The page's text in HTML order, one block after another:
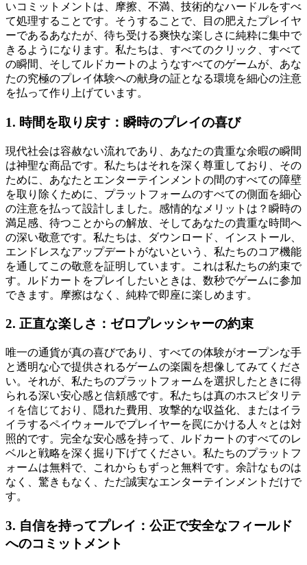
いコミットメントは、摩擦、不満、技術的なハードルをすべ
て処理することです。そうすることで、目の肥えたプレイヤ
ーであるあなたが、待ち受ける爽快な楽しさに純粋に集中で
きるようになります。私たちは、すべてのクリック、すべて
の瞬間、そしてルドカートのようなすべてのゲームが、あな
たの究極のプレイ体験への献身の証となる環境を細心の注意
を払って作り上げています。
1. 時間を取り戻す：瞬時のプレイの喜び
現代社会は容赦ない流れであり、あなたの貴重な余暇の瞬間
は神聖な商品です。私たちはそれを深く尊重しており、その
ために、あなたとエンターテインメントの間のすべての障壁
を取り除くために、プラットフォームのすべての側面を細心
の注意を払って設計しました。感情的なメリットは？瞬時の
満足感、待つことからの解放、そしてあなたの貴重な時間へ
の深い敬意です。私たちは、ダウンロード、インストール、
エンドレスなアップデートがないという、私たちのコア機能
を通してこの敬意を証明しています。これは私たちの約束で
す。ルドカートをプレイしたいときは、数秒でゲームに参加
できます。摩擦はなく、純粋で即座に楽しめます。
2. 正直な楽しさ：ゼロプレッシャーの約束
唯一の通貨が真の喜びであり、すべての体験がオープンな手
と透明な心で提供されるゲームの楽園を想像してみてくださ
い。それが、私たちのプラットフォームを選択したときに得
られる深い安心感と信頼感です。私たちは真のホスピタリテ
ィを信じており、隠れた費用、攻撃的な収益化、またはイラ
イラするペイウォールでプレイヤーを罠にかける人々とは対
照的です。完全な安心感を持って、ルドカートのすべてのレ
ベルと戦略を深く掘り下げてください。私たちのプラットフ
ォームは無料で、これからもずっと無料です。余計なものは
なく、驚きもなく、ただ誠実なエンターテインメントだけで
す。
3. 自信を持ってプレイ：公正で安全なフィールド
へのコミットメント